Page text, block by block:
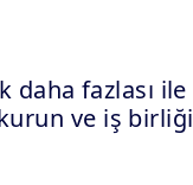
daha fazlası ile
ve iş birliği